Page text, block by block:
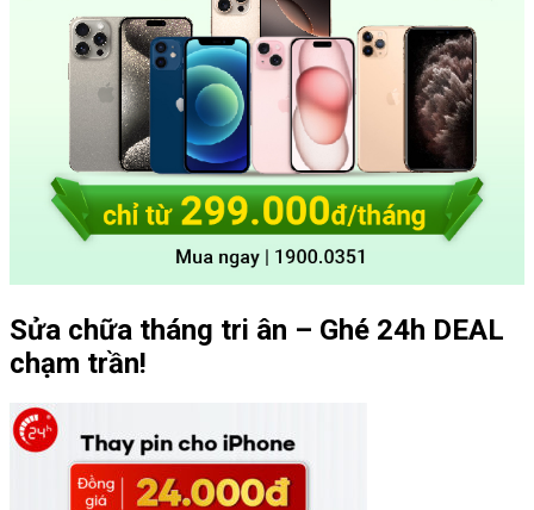
Sửa chữa tháng tri ân – Ghé 24h DEAL
chạm trần!